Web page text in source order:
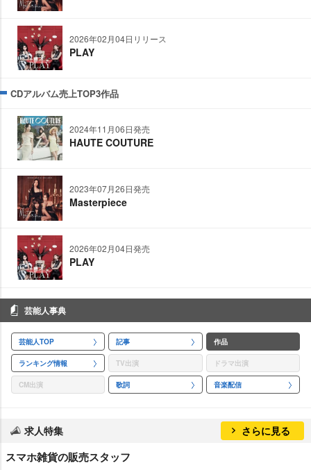
2026年02月04日リリース
PLAY
CDアルバム売上TOP3作品
2024年11月06日発売
HAUTE COUTURE
2023年07月26日発売
Masterpiece
2026年02月04日発売
PLAY
芸能人事典
芸能人TOP 記事 作品
ランキング情報 TV出演 ドラマ出演
CM出演 歌詞 音楽配信
求人特集 さらに見る
スマホ雑貨の販売スタッフ